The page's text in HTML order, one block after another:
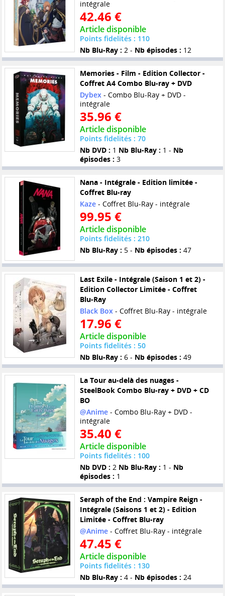
intégrale
42.46 €
Article disponible
Points fidelités : 110
Nb Blu-Ray : 2 - Nb épisodes : 12
Memories - Film - Edition Collector -
Coffret A4 Combo Blu-ray + DVD
Dybex- Combo Blu-Ray + DVD -
intégrale
35.96 €
Article disponible
Points fidelités : 70
Nb DVD : 1 Nb Blu-Ray : 1 - Nb
épisodes : 3
Nana - Intégrale - Edition limitée -
Coffret Blu-ray
Kaze- Coffret Blu-Ray - intégrale
99.95 €
Article disponible
Points fidelités : 210
Nb Blu-Ray : 5 - Nb épisodes : 47
Last Exile - Intégrale (Saison 1 et 2) -
Edition Collector Limitée - Coffret
Blu-Ray
Black Box- Coffret Blu-Ray - intégrale
17.96 €
Article disponible
Points fidelités : 50
Nb Blu-Ray : 6 - Nb épisodes : 49
La Tour au-delà des nuages -
SteelBook Combo Blu-ray + DVD + CD
BO
@Anime- Combo Blu-Ray + DVD -
intégrale
35.40 €
Article disponible
Points fidelités : 100
Nb DVD : 2 Nb Blu-Ray : 1 - Nb
épisodes : 1
Seraph of the End : Vampire Reign -
Intégrale (Saisons 1 et 2) - Edition
Limitée - Coffret Blu-ray
@Anime- Coffret Blu-Ray - intégrale
47.45 €
Article disponible
Points fidelités : 130
Nb Blu-Ray : 4 - Nb épisodes : 24